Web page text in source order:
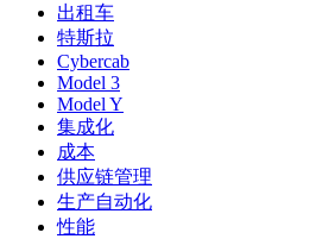
出租车
特斯拉
Cybercab
Model 3
Model Y
集成化
成本
供应链管理
生产自动化
性能